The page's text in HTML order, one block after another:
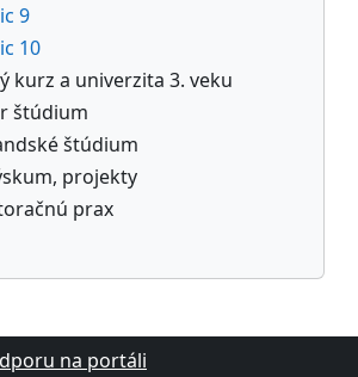
9
10
kurz a univerzita 3. veku
štúdium
štúdium
projekty
prax
bloky
na portáli